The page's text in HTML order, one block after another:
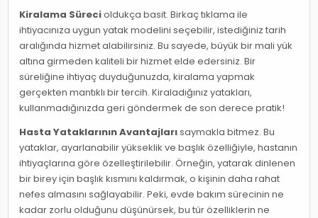
Kiralama Sürecioldukça basit. Birkaç tıklama ile
ihtiyacınıza uygun yatak modelini seçebilir, istediğiniz tarih
aralığında hizmet alabilirsiniz. Bu sayede, büyük bir mali yük
altına girmeden kaliteli bir hizmet elde edersiniz. Bir
süreliğine ihtiyaç duyduğunuzda, kiralama yapmak
gerçekten mantıklı bir tercih. Kiraladığınız yatakları,
kullanmadığınızda geri göndermek de son derece pratik!
Hasta Yataklarının Avantajlarısaymakla bitmez. Bu
yataklar, ayarlanabilir yükseklik ve başlık özelliğiyle, hastanın
ihtiyaçlarına göre özelleştirilebilir. Örneğin, yatarak dinlenen
bir birey için başlık kısmını kaldırmak, o kişinin daha rahat
nefes almasını sağlayabilir. Peki, evde bakım sürecinin ne
kadar zorlu olduğunu düşünürsek, bu tür özelliklerin ne